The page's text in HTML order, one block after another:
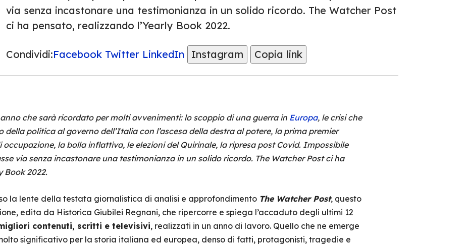
via senza incastonare una testimonianza in un solido ricordo. The Watcher Post
ci ha pensato, realizzando l’Yearly Book 2022.
Condividi:Facebook Twitter LinkedIn Instagram Copia link
che sarà ricordato per molti avvenimenti: lo scoppio di una guerra in Europa, le crisi che
della politica al governo dell’Italia con l’ascesa della destra al potere, la prima premier
occupazione, la bolla inflattiva, le elezioni del Quirinale, la ripresa post Covid. Impossibile
via senza incastonare una testimonianza in un solido ricordo. The Watcher Post ci ha
Book 2022.
la lente della testata giornalistica di analisi e approfondimento The Watcher Post, questo
edita da Historica Giubilei Regnani, che ripercorre e spiega l’accaduto degli ultimi 12
contenuti, scritti e televisivi, realizzati in un anno di lavoro. Quello che ne emerge
significativo per la storia italiana ed europea, denso di fatti, protagonisti, tragedie e